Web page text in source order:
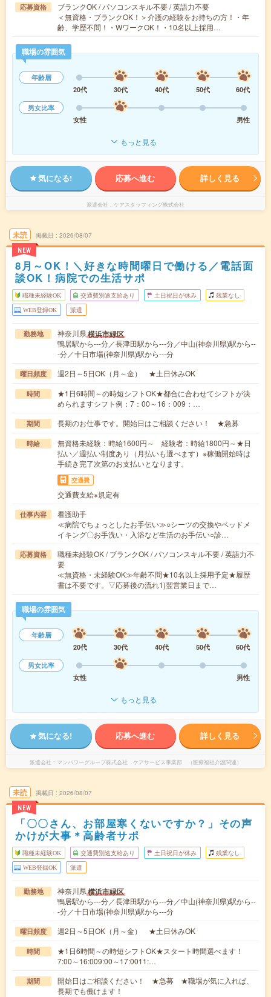
応募資格
ブランクOK / パソコンスキル不要 / 英語力不要
＜無資格・ブランクOK！＞介護の経験をお持ちの方！・年
齢、学歴不問！・WワークOK！・10名以上採用…
職場の雰囲気
年齢層
20代
30代 40代 50代
60代
男女比率
女性
男性
もっと見る
気になる! 応募へ進む 詳しく見る
派遣会社 ケアスタッフィング株式会社
未読
NEW
掲載日 2026/08/07
8月～OK！＼好きな時間曜日で働ける／電話面
談OK！病院での生活サポ
職種未経験OK 交通費別途支給あり 土日祝日が休み 残業なし
WEB登録OK 派遣
勤務地 神奈川県横浜市緑区
鴨居駅から---分／長津田駅から---分／中山(神奈川県)駅から--
-分／十日市場(神奈川県)駅から---分
曜日頻度 週2日～5日OK（月～金） ★土日休みOK
時間
★1日6時間～の時短シフトOK★都合に合わせてシフトが決
められますシフト例：7：00～16：009：…
期間 長期のお仕事です。開始日はご相談ください！ ★急募
時給
無資格未経験：時給1600円～ 経験者：時給1800円～★日
払い／週払い制度あり（月払いも選べます）※稼働開始時は
手続き完了次第のお支払いとなります。
交通費
交通費支給※規定有
仕事内容
看護助手
≪病院でちょっとしたお手伝い≫○シーツの交換やベッドメ
イキング〇お手洗い・入浴など生活のお手伝い○診…
応募資格
職種未経験OK / ブランクOK / パソコンスキル不要 / 英語力不
要
≪無資格・未経験OK≫年齢不問★10名以上採用予定★履歴
書は不要です。▽応募後の流れ1)翌営業日まで…
職場の雰囲気
年齢層
20代
30代 40代 50代
60代
男女比率
女性
男性
もっと見る
気になる! 応募へ進む 詳しく見る
派遣会社 マンパワーグループ株式会社 ケアサービス事業部 （医療福祉介護関連）
未読
NEW
掲載日 2026/08/07
「〇〇さん、お部屋寒くないですか？」その声
かけが大事＊高齢者サポ
職種未経験OK 交通費別途支給あり 土日祝日が休み 残業なし
WEB登録OK 派遣
勤務地 神奈川県横浜市緑区
鴨居駅から---分／長津田駅から---分／中山(神奈川県)駅から--
-分／十日市場(神奈川県)駅から---分
曜日頻度 週2日～5日OK（月～金） ★土日休みOK
時間
★1日6時間～の時短シフトOK★スタート時間選べます！
7:00～16:009:00～17:0011:…
期間
開始日はご相談ください！ ★急募 ★職場が気に入れば、
長期でも働けます！